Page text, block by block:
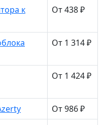
к
От 438 ₽
От 1 314 ₽
От 1 424 ₽
От 986 ₽